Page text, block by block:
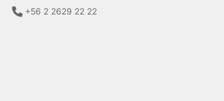
+56 2 2629 22 22